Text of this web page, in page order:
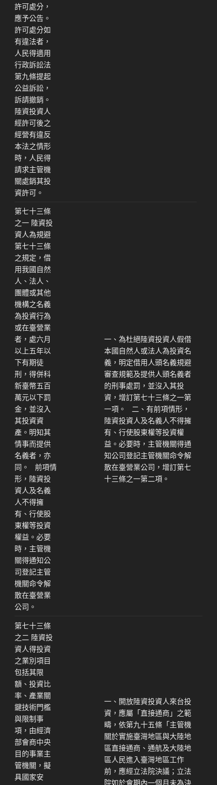
許可處分，
應予公告。
許可處分如
有違法者，
人民得適用
行政訴訟法
第九條提起
公益訴訟，
訴請撤銷。
陸資投資人
經許可後之
經營有違反
本法之情形
時，人民得
請求主管機
關處銷其投
資許可。
第七十三條
之一 陸資投
資人為規避
第七十三條
之規定，借
用我國自然
人、法人、
團體或其他
機構之名義
為投資行為
或在臺營業
者，處六月
以上五年以
下有期徒
刑，得併科
新臺幣五百
萬元以下罰
金，並沒入
其投資資
產。明知其
情事而提供
名義者，亦
同。 前項情
形，陸資投
資人及名義
人不得擁
有、行使股
東權等投資
權益。必要
時，主管機
關得通知公
司登記主管
機關命令解
散在臺營業
公司。
一、為杜絕陸資投資人假借
本國自然人或法人為投資名
義，明定借用人頭名義規避
審查規範及提供人頭名義者
的刑事處罰，並沒入其投
資，增訂第七十三條之一第
一項。 二、有前項情形，
陸資投資人及名義人不得擁
有、行使股東權等投資權
益。必要時，主管機關得通
知公司登記主管機關命令解
散在臺營業公司，增訂第七
十三條之一第二項。
第七十三條
之二 陸資投
資人得投資
之業別項目
包括其限
額、投資比
率、產業關
鍵技術門檻
與限制事
項，由經濟
部會商中央
目的事業主
管機關，擬
具國家安
一、開放陸資投資人來台投
資，應屬「直接通商」之範
疇，依第九十五條「主管機
關於實施臺灣地區與大陸地
區直接通商、通航及大陸地
區人民進入臺灣地區工作
前，應經立法院決議；立法
院如於會期內一個月未為決